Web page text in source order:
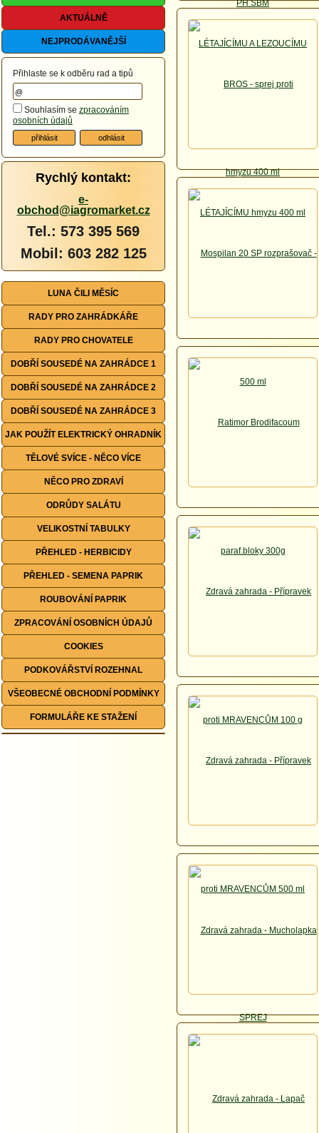
AKTUÁLNĚ
NEJPRODÁVANĚJŠÍ
Přihlaste se k odběru rad a tipů
Souhlasím se zpracováním
osobních údajů
Rychlý kontakt:
e-
obchod@iagromarket.cz
Tel.: 573 395 569
Mobil: 603 282 125
LUNA ČILI MĚSÍC
RADY PRO ZAHRÁDKÁŘE
RADY PRO CHOVATELE
DOBŘÍ SOUSEDÉ NA ZAHRÁDCE 1
DOBŘÍ SOUSEDÉ NA ZAHRÁDCE 2
DOBŘÍ SOUSEDÉ NA ZAHRÁDCE 3
JAK POUŽÍT ELEKTRICKÝ OHRADNÍK
TĚLOVÉ SVÍCE - NĚCO VÍCE
NĚCO PRO ZDRAVÍ
ODRŮDY SALÁTU
VELIKOSTNÍ TABULKY
PŘEHLED - HERBICIDY
PŘEHLED - SEMENA PAPRIK
ROUBOVÁNÍ PAPRIK
ZPRACOVÁNÍ OSOBNÍCH ÚDAJŮ
COOKIES
PODKOVÁŘSTVÍ ROZEHNAL
VŠEOBECNÉ OBCHODNÍ PODMÍNKY
FORMULÁŘE KE STAŽENÍ